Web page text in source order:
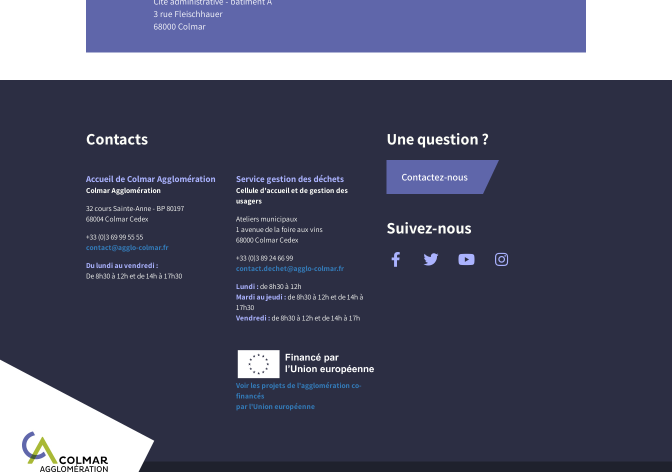
3 rue Fleischhauer
68000 Colmar
Contacts
Accueil de Colmar Agglomération
Colmar Agglomération
32 cours Sainte-Anne - BP 80197
68004 Colmar Cedex
+33 (0)3 69 99 55 55
contact@agglo-colmar.fr
Du lundi au vendredi :
De 8h30 à 12h et de 14h à 17h30
Service gestion des déchets
Cellule d'accueil et de gestion des
usagers
Ateliers municipaux
1 avenue de la foire aux vins
68000 Colmar Cedex
+33 (0)3 89 24 66 99
contact.dechet@agglo-colmar.fr
Lundi :de 8h30 à 12h
Mardi au jeudi :de 8h30 à 12h et de 14h à
17h30
Vendredi :de 8h30 à 12h et de 14h à 17h
Voir les projets de l'agglomération co-
financés
par l'Union européenne
Une question ?
Contactez-nous
Suivez-nous